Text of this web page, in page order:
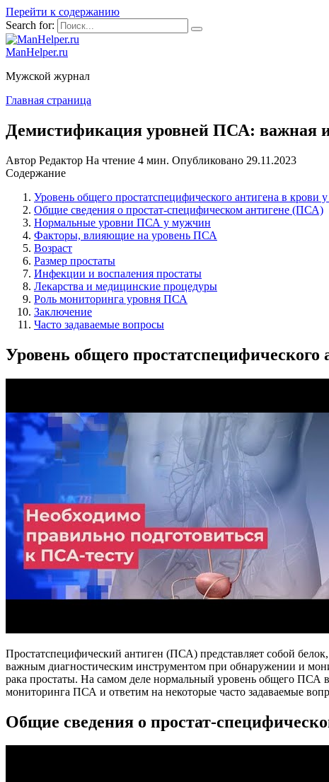
Перейти к содержанию
Search for:
ManHelper.ru
Мужской журнал
Главная страница
Демистификация уровней ПСА: важная
Автор Редактор На чтение 4 мин. Опубликовано 29.11.2023
Содержание
Уровень общего простатспецифического антигена в крови
Общие сведения о простат-специфическом антигене (ПСА)
Нормальные уровни ПСА у мужчин
Факторы, влияющие на уровень ПСА
Возраст
Размер простаты
Инфекции и воспаления простаты
Лекарства и медицинские процедуры
Роль мониторинга уровня ПСА
Заключение
Часто задаваемые вопросы
Уровень общего
Простатспецифический антиген (ПСА) представляет собой
важным диагностическим инструментом при обнаружении и
рака простаты. На самом деле нормальный уровень общего
мониторинга ПСА и ответим на некоторые часто задаваемые
Общие сведения о простат-